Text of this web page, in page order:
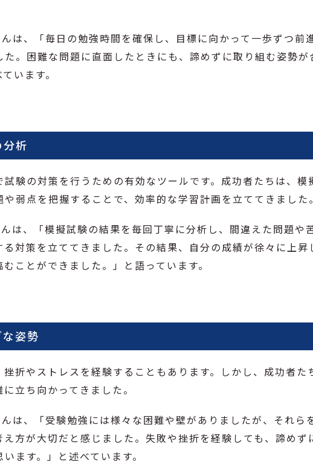
は、「毎日の勉強時間を確保し、目標に向かって一歩ずつ前
。困難な問題に直面したときにも、諦めずに取り組む姿勢が
います。
析
験の対策を行うための有効なツールです。成功者たちは、模
弱点を把握することで、効率的な学習計画を立ててきました。
は、「模擬試験の結果を毎回丁寧に分析し、間違えた問題や
対策を立ててきました。その結果、自分の成績が徐々に上昇
ことができました。」と語っています。
姿勢
折やストレスを経験することもあります。しかし、成功者た
立ち向かってきました。
は、「受験勉強には様々な困難や壁がありましたが、それら
方が大切だと感じました。失敗や挫折を経験しても、諦めず
ます。」と述べています。